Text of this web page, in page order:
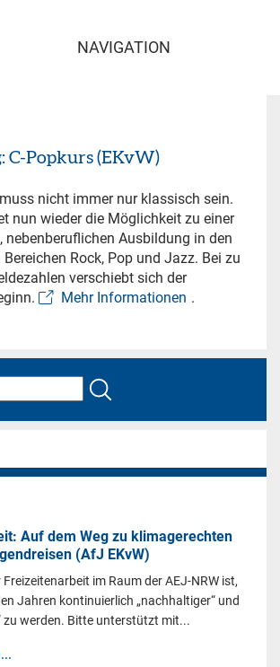
NAVIGATION
C-Popkurs (EKvW)
nicht immer nur klassisch sein.
nun wieder die Möglichkeit zu einer
nebenberuflichen Ausbildung in den
Rock, Pop und Jazz. Bei zu
verschiebt sich der
Mehr Informationen .
Auf dem Weg zu klimagerechten
(AfJ EKvW)
Freizeitenarbeit im Raum der AEJ-NRW ist,
Jahren kontinuierlich „nachhaltiger“ und
zu werden. Bitte unterstützt mit...